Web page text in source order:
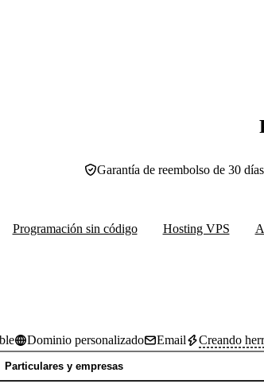
Garantía de reembolso de 30 días
Programación sin código Hosting VPS
Dominio personalizado Email Creando
Particulares y empresas